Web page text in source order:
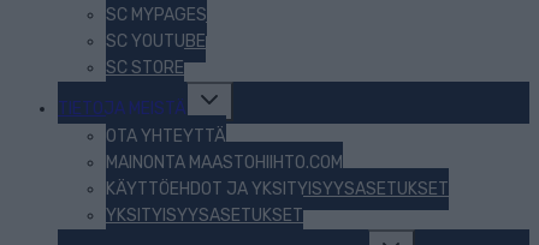
SC MYPAGES
SC YOUTUBE
SC STORE
TIETOJA MEISTÄ
Toggle
child
menu
OTA YHTEYTTÄ
MAINONTA MAASTOHIIHTO.COM
KÄYTTÖEHDOT JA YKSITYISYYSASETUKSET
YKSITYISYYSASETUKSET
Toggle